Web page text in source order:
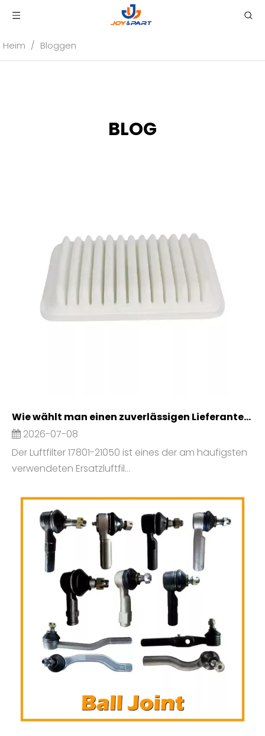
Heim / Bloggen
BLOG
Wie wählt man einen zuverlässigen Lieferanten für Luftfilter 17801-21050 für den Großhandel aus?
2026-07-08
Der Luftfilter 17801-21050 ist eines der am häufigsten
verwendeten Ersatzluftfil...